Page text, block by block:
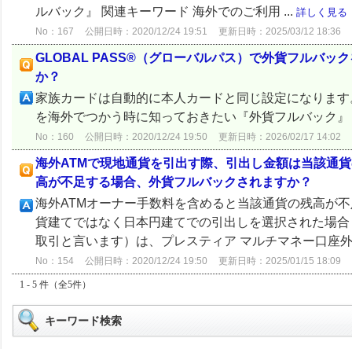
ルバック』 関連キーワード 海外でのご利用 ... 詳しく見る
No：167 公開日時：2020/12/24 19:51 更新日時：2025/03/12 18:36
GLOBAL PASS®（グローバルパス）で外貨フルバッ
か？
家族カードは自動的に本人カードと同じ設定になりま
を海外でつかう時に知っておきたい『外貨フルバック』
No：160 公開日時：2020/12/24 19:50 更新日時：2026/02/17 14:02
海外ATMで現地通貨を引出す際、引出し金額は当該通
高が不足する場合、外貨フルバックされますか？
海外ATMオーナー手数料を含めると当該通貨の残高が
貨建てではなく日本円建てでの引出しを選択された場
取引と言います）は、プレスティア マルチマネー口座
No：154 公開日時：2020/12/24 19:50 更新日時：2025/01/15 18:09
1 - 5 件（全5件）
キーワード検索